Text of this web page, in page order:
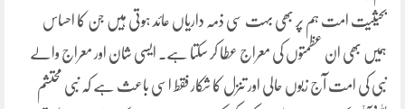
بحیثیت امت ہم پر بھی بہت سی ذمہ داریاں عائد ہوتی ہیں جن کا احساس
ہمیں بھی ان عظمتوں کی معراج عطا کر سکتا ہے۔ ایسی شان اور معراج والے
نبی کی امت آج زبوں حالی اور تنزل کا شکار فقط اسی باعث ہے کہ نبی محتشم